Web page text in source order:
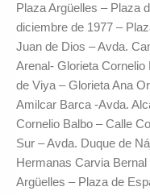
Plaza Argüelles – Plaza
diciembre de 1977 –
Juan de Dios – Avda.
Arenal- Glorieta Cornelio
de Viya – Glorieta Ana
Amilcar Barca -Avda.
Cornelio Balbo – Calle
Sur – Avda. Duque de
Hermanas Carvia
Argüelles – Plaza de